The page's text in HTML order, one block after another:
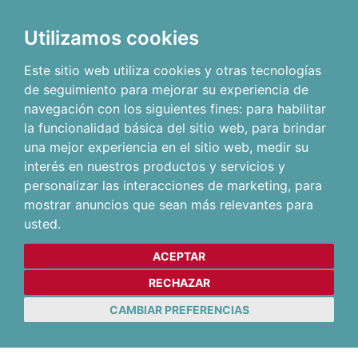
Utilizamos cookies
Este sitio web utiliza cookies y otras tecnologías
de seguimiento para mejorar su experiencia de
navegación con los siguientes fines: para habilitar
la funcionalidad básica del sitio web, para brindar
una mejor experiencia en el sitio web, medir su
interés en nuestros productos y servicios y
personalizar las interacciones de marketing, para
mostrar anuncios que sean más relevantes para
usted.
ACEPTAR
RECHAZAR
CAMBIAR PREFERENCIAS